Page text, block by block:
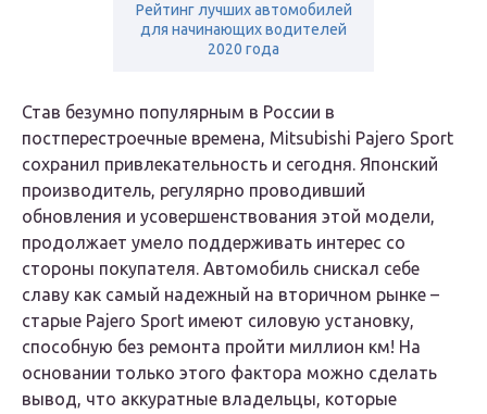
Рейтинг лучших автомобилей
для начинающих водителей
2020 года
Став безумно популярным в России в
постперестроечные времена, Mitsubishi Pajero Sport
сохранил привлекательность и сегодня. Японский
производитель, регулярно проводивший
обновления и усовершенствования этой модели,
продолжает умело поддерживать интерес со
стороны покупателя. Автомобиль снискал себе
славу как самый надежный на вторичном рынке –
старые Pajero Sport имеют силовую установку,
способную без ремонта пройти миллион км! На
основании только этого фактора можно сделать
вывод, что аккуратные владельцы, которые